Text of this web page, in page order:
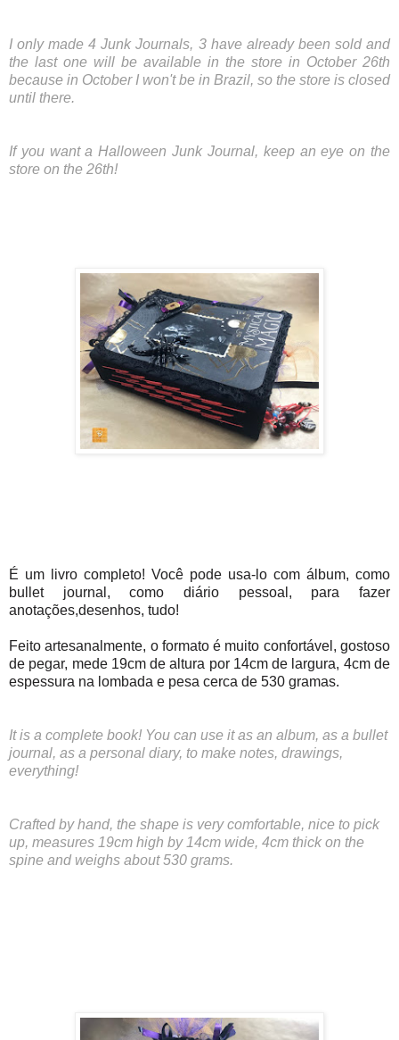
I only made 4 Junk Journals, 3 have already been sold and
the last one will be available in the store in October 26th
because in October I won't be in Brazil, so the store is closed
until there.
If you want a Halloween Junk Journal, keep an eye on the
store on the 26th!
É um livro completo! Você pode usa-lo com álbum, como
bullet journal, como diário pessoal, para fazer
anotações,desenhos, tudo!
Feito artesanalmente, o formato é muito confortável, gostoso
de pegar, mede 19cm de altura por 14cm de largura, 4cm de
espessura na lombada e pesa cerca de 530 gramas.
It is a complete book! You can use it as an album, as a bullet
journal, as a personal diary, to make notes, drawings,
everything!
Crafted by hand, the shape is very comfortable, nice to pick
up, measures 19cm high by 14cm wide, 4cm thick on the
spine and weighs about 530 grams.